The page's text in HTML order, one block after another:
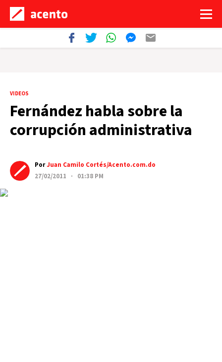
VIDEOS
Fernández habla sobre la
corrupción administrativa
PorJuan Camilo Cortés/Acento.com.do
27/02/2011 · 01:38 PM